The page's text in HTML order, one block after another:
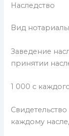
Наследство
Вид
Заведение
принятии
1 000 с
каждому